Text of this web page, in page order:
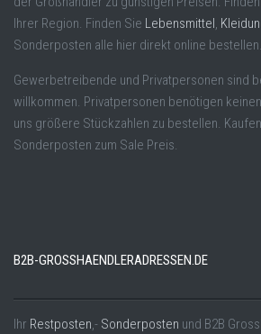
Ihrer Region. Finden Sie Lebensmittel ,
Sonderposten alle hier direkt online bestellen.
Gewerbetreibende und Privatpersonen sind
willkommen. Privatpersonen benötigen
uns größere Stückzahlen zu bestellen.
Sonderposten zum Sale Preis.
B2B-GROSSHAENDLERADRESSEN.DE
Ihr Restposten,- Sonderposten und B2B